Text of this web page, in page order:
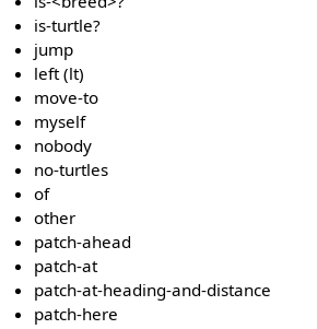
is-turtle?
jump
left (lt)
move-to
myself
nobody
no-turtles
of
other
patch-ahead
patch-at
patch-at-heading-and-distance
patch-here